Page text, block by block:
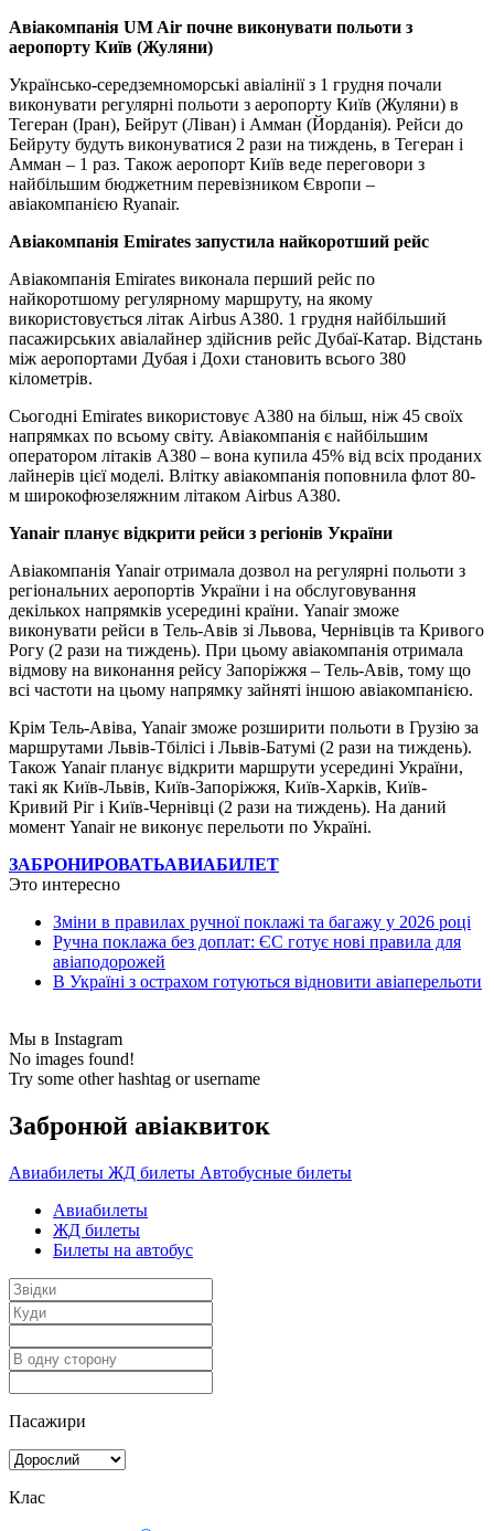
Авіакомпанія UM Air почне виконувати польоти з
аеропорту Київ (Жуляни)
Українсько-середземноморські авіалінії з 1 грудня почали
виконувати регулярні польоти з аеропорту Київ (Жуляни) в
Тегеран (Іран), Бейрут (Ліван) і Амман (Йорданія). Рейси до
Бейруту будуть виконуватися 2 рази на тиждень, в Тегеран і
Амман – 1 раз. Також аеропорт Київ веде переговори з
найбільшим бюджетним перевізником Європи –
авіакомпанією Ryanair.
Авіакомпанія Emirates запустила найкоротший рейс
Авіакомпанія Emirates виконала перший рейс по
найкоротшому регулярному маршруту, на якому
використовується літак Airbus A380. 1 грудня найбільший
пасажирських авіалайнер здійснив рейс Дубаї-Катар. Відстань
між аеропортами Дубая і Дохи становить всього 380
кілометрів.
Сьогодні Emirates використовує A380 на більш, ніж 45 своїх
напрямках по всьому світу. Авіакомпанія є найбільшим
оператором літаків A380 – вона купила 45% від всіх проданих
лайнерів цієї моделі. Влітку авіакомпанія поповнила флот 80-
м широкофюзеляжним літаком Airbus А380.
Yanair планує відкрити рейси з регіонів України
Авіакомпанія Yanair отримала дозвол на регулярні польоти з
регіональних аеропортів України і на обслуговування
декількох напрямків усередині країни. Yanair зможе
виконувати рейси в Тель-Авів зі Львова, Чернівців та Кривого
Рогу (2 рази на тиждень). При цьому авіакомпанія отримала
відмову на виконання рейсу Запоріжжя – Тель-Авів, тому що
всі частоти на цьому напрямку зайняті іншою авіакомпанією.
Крім Тель-Авіва, Yanair зможе розширити польоти в Грузію за
маршрутами Львів-Тбілісі і Львів-Батумі (2 рази на тиждень).
Також Yanair планує відкрити маршрути усередині України,
такі як Київ-Львів, Київ-Запоріжжя, Київ-Харків, Київ-
Кривий Ріг і Київ-Чернівці (2 рази на тиждень). На даний
момент Yanair не виконує перельоти по Україні.
ЗАБРОНИРОВАТЬАВИАБИЛЕТ
Это интересно
Зміни в правилах ручної поклажі та багажу у 2026 році
Ручна поклажа без доплат: ЄС готує нові правила для
авіаподорожей
В Україні з острахом готуються відновити авіаперельоти
Мы в Instagram
No images found!
Try some other hashtag or username
Забронюй авiаквиток
Авиабилеты ЖД билеты Автобусные билеты
Авиабилеты
ЖД билеты
Билеты на автобус
Пасажири
Клас